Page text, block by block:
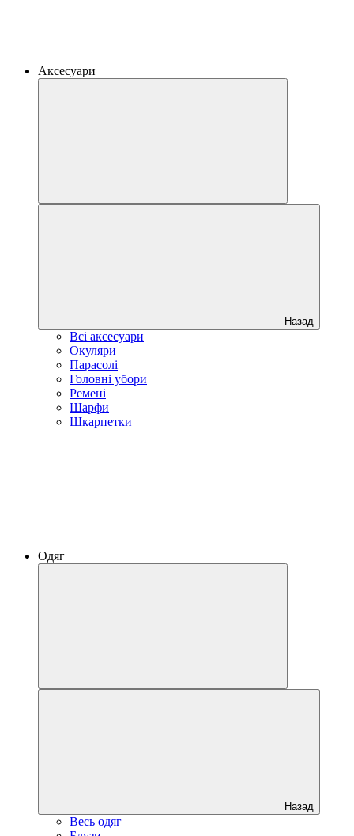
Аксесуари
Назад
Всі аксесуари
Окуляри
Парасолі
Головні убори
Ремені
Шарфи
Шкарпетки
Одяг
Назад
Весь одяг